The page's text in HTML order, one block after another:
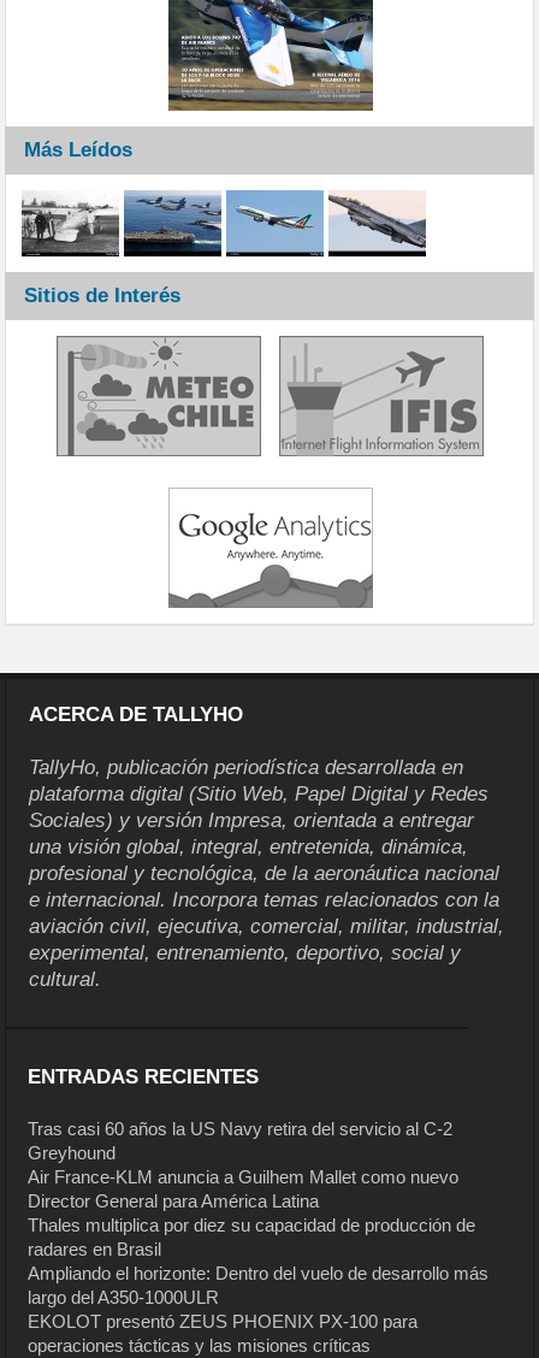
Más Leídos
Sitios de Interés
ACERCA DE TALLYHO
TallyHo, publicación periodística desarrollada en
plataforma digital (Sitio Web, Papel Digital y Redes
Sociales) y versión Impresa, orientada a entregar
una visión global, integral, entretenida, dinámica,
profesional y tecnológica, de la aeronáutica nacional
e internacional. Incorpora temas relacionados con la
aviación civil, ejecutiva, comercial, militar, industrial,
experimental, entrenamiento, deportivo, social y
cultural.
ENTRADAS RECIENTES
Tras casi 60 años la US Navy retira del servicio al C-2
Greyhound
Air France-KLM anuncia a Guilhem Mallet como nuevo
Director General para América Latina
Thales multiplica por diez su capacidad de producción de
radares en Brasil
Ampliando el horizonte: Dentro del vuelo de desarrollo más
largo del A350-1000ULR
EKOLOT presentó ZEUS PHOENIX PX-100 para
operaciones tácticas y las misiones críticas